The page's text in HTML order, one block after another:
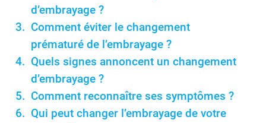
d’embrayage ?
Comment éviter le changement
prématuré de l’embrayage ?
Quels signes annoncent un changement
d’embrayage ?
Comment reconnaître ses symptômes ?
Qui peut changer l’embrayage de votre